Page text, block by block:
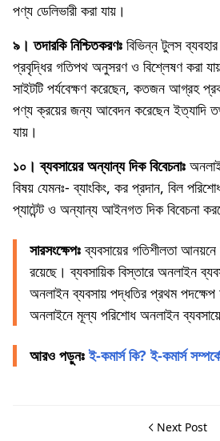
পণ্য ডেলিভারী করা যায়।
৯। তদারকি নিশ্চিতকরণঃ বিভিন্ন টুলস
প্রবৃদ্ধির গতিপথ অনুসরণ ও বিশ্লেষণ করা
সাইটটি পর্যবেক্ষণ করেছেন, কতজন আগ্রহ
পণ্য ক্রয়ের জন্য আবেদন করেছেন ইত্যাদি
যায়।
১০। ব্যবসায়ের অন্যান্য দিক বিবেচনাঃ
বিষয় যেমনঃ- ব্যাংকিং, কর প্রদান, বিল
প্যাটেন্ট ও অন্যান্য আইনগত দিক বিবেচনা
সারসংক্ষেপঃব্যবসায়ের গতিশীলতা
রয়েছে। ব্যবসায়িক বিস্তারে অনলাইন
অনলাইন ব্যবসায় পদ্ধতির প্রথম
অনলাইনে মূল্য পরিশোধ অনলাইন
আরও পড়ুনঃই-কমার্স কি? ই-কমার্স
Next Post